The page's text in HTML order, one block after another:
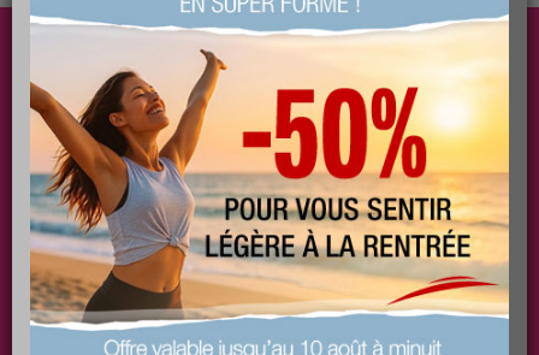
Les meilleures solutions pour maigrir et être bien
dans sa peau
PLUS
EFFICACE
PLUS
SANTÉ
PLUS
COACHING